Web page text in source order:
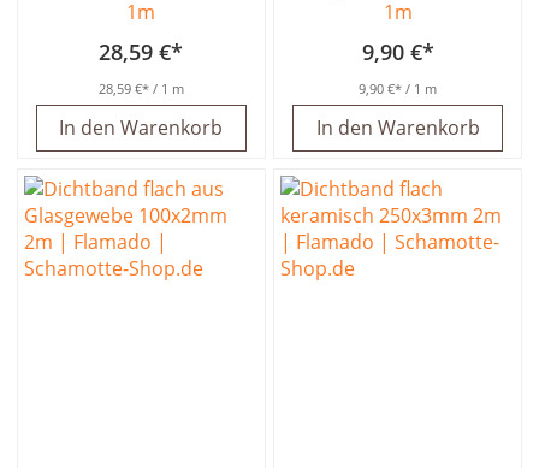
1m
28,59 €
28,59 € / 1 m
In den Warenkorb
1m
9,90 €
9,90 € / 1 m
In den Warenkorb